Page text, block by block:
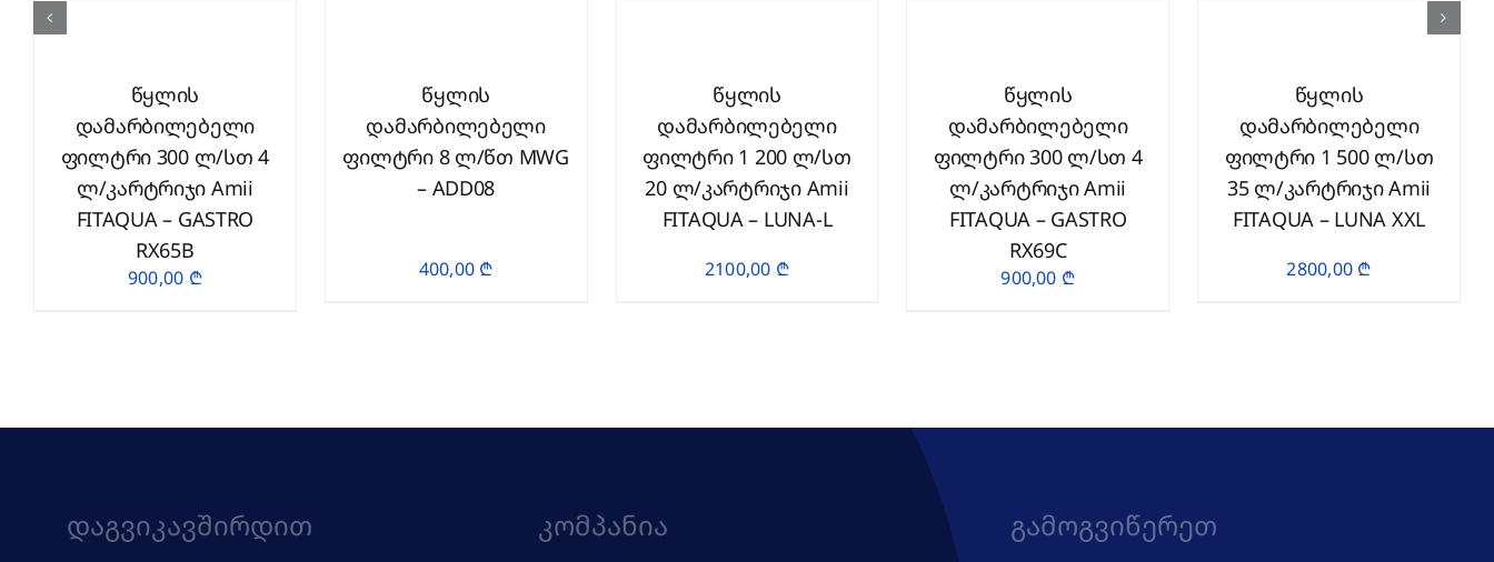
წყლის
დამარბილებელი
ფილტრი 300 ლ/სთ 4
ლ/კარტრიჯი Amii
FITAQUA – GASTRO
RX65B
900,00 ₾
წყლის
დამარბილებელი
ფილტრი 8 ლ/წთ MWG
– ADD08
400,00 ₾
წყლის
დამარბილებელი
ფილტრი 1 200 ლ/სთ
20 ლ/კარტრიჯი Amii
FITAQUA – LUNA-L
2100,00 ₾
წყლის
დამარბილებელი
ფილტრი 300 ლ/სთ 4
ლ/კარტრიჯი Amii
FITAQUA – GASTRO
RX69C
900,00 ₾
წყლის
დამარბილებელი
ფილტრი 1 500 ლ/სთ
35 ლ/კარტრიჯი Amii
FITAQUA – LUNA XXL
2800,00 ₾
Დაგვიკავშირდით Კომპანია Გამოგვიწერეთ